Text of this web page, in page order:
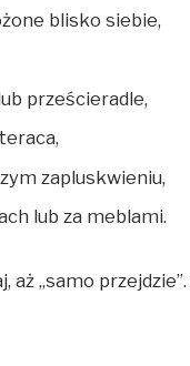
blisko siebie,
prześcieradle,
zapluskwieniu,
lub za meblami.
aż „samo